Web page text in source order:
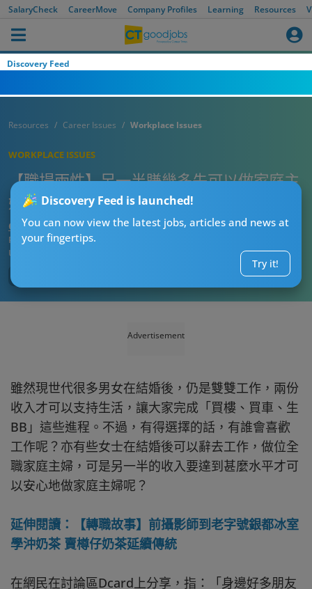
SalaryCheck CareerMove Company Profiles Learning Resources
Discovery Feed
Discovery Feed is launched!
You can now view the latest jobs, articles and news at
your fingertips.
Try it!
Resources Career Issues Workplace Issues
WORKPLACE ISSUES
【職場兩性】另一半賺幾多先可以做家庭主
婦？網民：你搞清楚貴婦同主婦未？
CTgoodjobs’ Editor
Published:2021-06-22
Updated:
Advertisement
雖然現世代很多男女在結婚後，仍是雙雙工作，兩份
收入才可以支持生活，讓大家完成「買樓、買車、生
BB」這些進程。不過，有得選擇的話，有誰會喜歡
工作呢？亦有些女士在結婚後可以辭去工作，做位全
職家庭主婦，可是另一半的收入要達到甚麼水平才可
以安心地做家庭主婦呢？
延伸閱讀：【轉職故事】前攝影師到老字號銀都冰室
學沖奶茶 賣樽仔奶茶延續傳統
在網民在討論區Dcard上分享，指：「身邊好多朋友